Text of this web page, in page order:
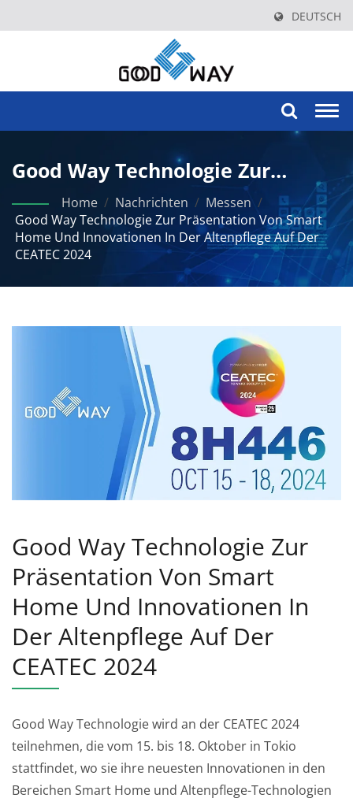
DEUTSCH
Good Way Technologie Zur
Präsentation Von Smart Home
Und Innovationen In Der
Altenpflege Auf Der CEATEC 2024
Home / Nachrichten / Messen /
Good Way Technologie Zur Präsentation Von Smart
Home Und Innovationen In Der Altenpflege Auf Der
CEATEC 2024
Good Way Technologie Zur
Präsentation Von Smart
Home Und Innovationen In
Der Altenpflege Auf Der
CEATEC 2024
Good Way Technologie wird an der CEATEC 2024
teilnehmen, die vom 15. bis 18. Oktober in Tokio
stattfindet, wo sie ihre neuesten Innovationen in den
Bereichen Smart Home und Altenpflege-Technologien